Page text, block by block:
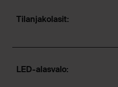
Tilanjakolasit:
LED-alasvalo: